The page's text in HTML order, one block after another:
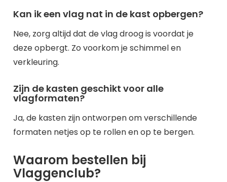
Kan ik een vlag nat in de kast opbergen?
Nee, zorg altijd dat de vlag droog is voordat je
deze opbergt. Zo voorkom je schimmel en
verkleuring.
Zijn de kasten geschikt voor alle
vlagformaten?
Ja, de kasten zijn ontworpen om verschillende
formaten netjes op te rollen en op te bergen.
Waarom bestellen bij
Vlaggenclub?